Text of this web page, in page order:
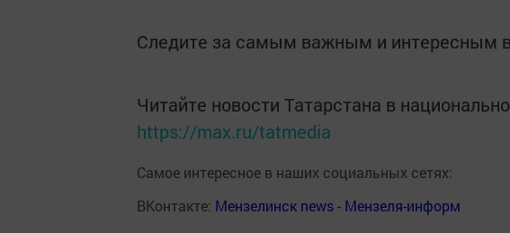
Следите за самым важным и интересным в
Читайте новости Татарстана в
https://max.ru/tatmedia
Самое интересное в наших социальных сетях:
ВКонтакте: Мензелинск news - Мензеля-информ